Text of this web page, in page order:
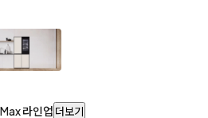
라인업 더보기